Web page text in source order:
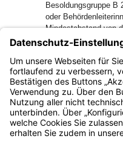
Besoldungsgruppe B
oder
Mindestabstand von
2Ein geringerer
Wertigkeit des
B 5 einzustufen ist
Abweichung vom
Bayern.de
BayernPortal